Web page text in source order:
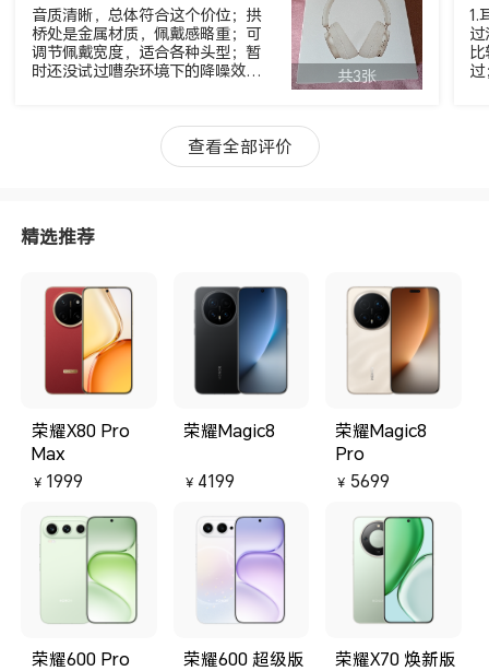
音质清晰，总体符合这个价位；拱
桥处是金属材质，佩戴感略重；可
调节佩戴宽度，适合各种头型；暂
时还没试过嘈杂环境下的降噪效
控制方便，可连接两个设备；耳罩
材质柔软舒适，佩戴久了感觉容易
闷耳；耳体可折叠，收纳方便。
共3张
1.
过
过
查看全部评价
精选推荐
荣耀X80 Pro
Max
￥ 1999
荣耀Magic8
￥ 4199
荣耀Magic8
Pro
￥ 5699
荣耀600 Pro 荣耀600 超级版 荣耀X70 焕新版